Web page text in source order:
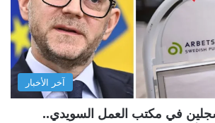
آخر الأخبار
في مكتب العمل السويدي..